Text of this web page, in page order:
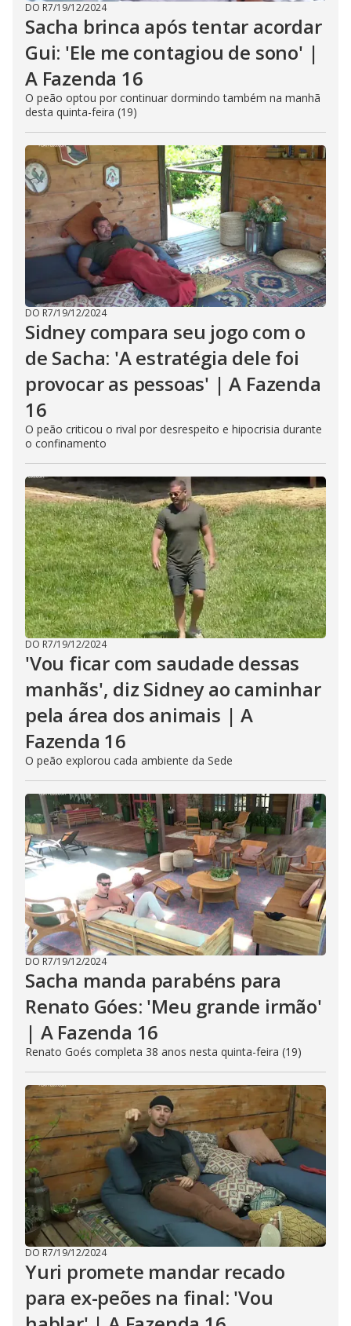
DO R7/19/12/2024
Sacha brinca após tentar acordar
Gui: 'Ele me contagiou de sono' |
A Fazenda 16
O peão optou por continuar dormindo também na manhã
desta quinta-feira (19)
DO R7/19/12/2024
Sidney compara seu jogo com o
de Sacha: 'A estratégia dele foi
provocar as pessoas' | A Fazenda
16
O peão criticou o rival por desrespeito e hipocrisia durante
o confinamento
DO R7/19/12/2024
'Vou ficar com saudade dessas
manhãs', diz Sidney ao caminhar
pela área dos animais | A
Fazenda 16
O peão explorou cada ambiente da Sede
DO R7/19/12/2024
Sacha manda parabéns para
Renato Góes: 'Meu grande irmão'
| A Fazenda 16
Renato Goés completa 38 anos nesta quinta-feira (19)
DO R7/19/12/2024
Yuri promete mandar recado
para ex-peões na final: 'Vou